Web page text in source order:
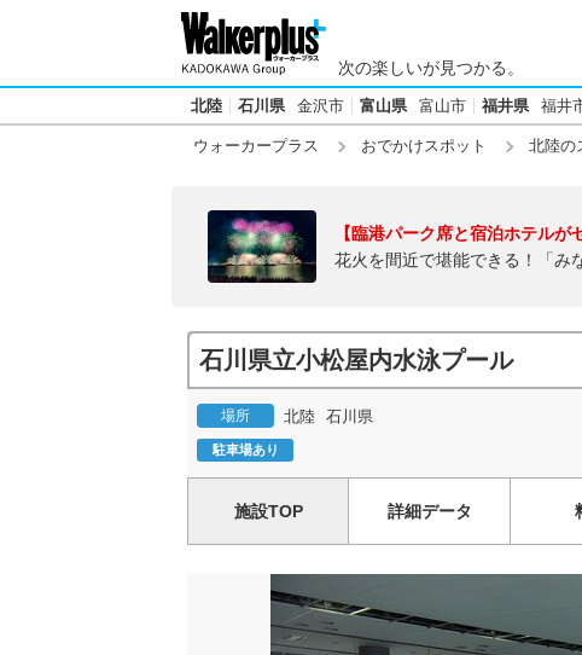
次の楽しいが見つかる。
北陸 石川県 金沢市 富山県 富山市 福井県 福井
ウォーカープラス おでかけスポット 北陸の
【臨港パーク席と宿泊ホテルが
花火を間近で堪能できる！「み
石川県立小松屋内水泳プール
場所 北陸 石川県
駐車場あり
施設TOP 詳細データ